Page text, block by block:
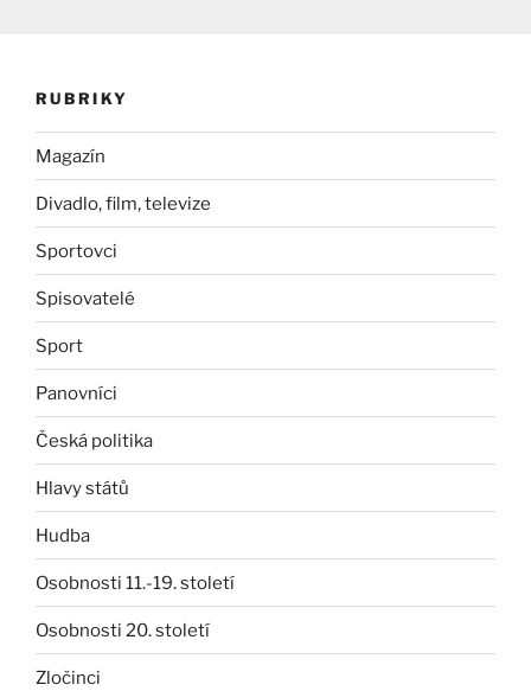
RUBRIKY
Magazín
Divadlo, film, televize
Sportovci
Spisovatelé
Sport
Panovníci
Česká politika
Hlavy států
Hudba
Osobnosti 11.-19. století
Osobnosti 20. století
Zločinci